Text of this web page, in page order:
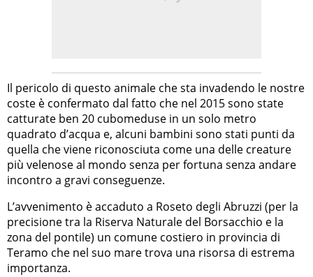
Il pericolo di questo animale che sta invadendo le nostre
coste è confermato dal fatto che nel 2015 sono state
catturate ben 20 cubomeduse in un solo metro
quadrato d’acqua e, alcuni bambini sono stati punti da
quella che viene riconosciuta come una delle creature
più velenose al mondo senza per fortuna senza andare
incontro a gravi conseguenze.
L’avvenimento è accaduto a Roseto degli Abruzzi (per la
precisione tra la Riserva Naturale del Borsacchio e la
zona del pontile) un comune costiero in provincia di
Teramo che nel suo mare trova una risorsa di estrema
importanza.